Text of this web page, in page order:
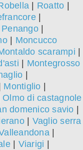
Roatto
|
Penango|
| Moncucco
scarampi
Montegrosso
Montiglio
Olmo di castagnole
domenico savio
| Vaglio serra
|
| Viarigi